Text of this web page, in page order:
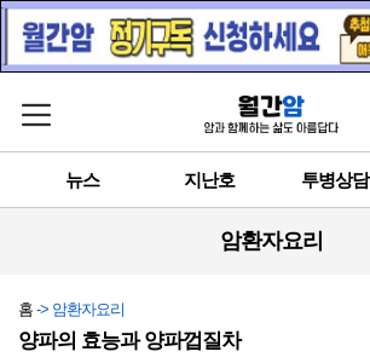
메뉴 열기
뉴스 지난호 투병상담
암환자요리
홈 -> 암환자요리
양파의 효능과 양파껍질차